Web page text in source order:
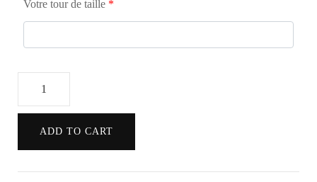
Votre tour de taille *
ADD TO CART